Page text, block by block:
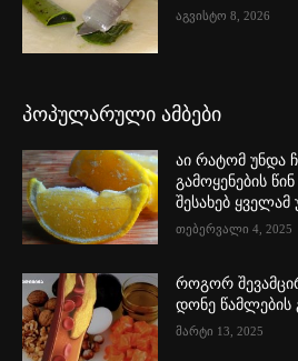
აგვისტო 8, 2026
პოპულარული ამბები
აი რატომ უნდა
გამოყენების
შესახებ
თებერვალი 4, 2025
როგორ
დონე წამლების
მარტი 13, 2025